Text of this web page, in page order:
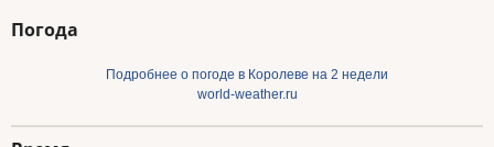
Погода
Подробнее о погоде в Королеве на 2 недели
world-weather.ru